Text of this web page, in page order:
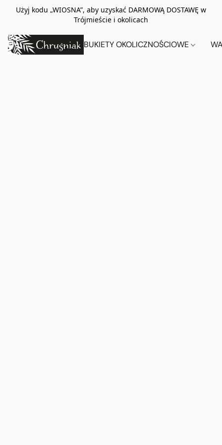
Użyj kodu „WIOSNA”, aby uzyskać DARMOWĄ DOSTAWĘ w
Trójmieście i okolicach
BUKIETY OKOLICZNOŚCIOWE